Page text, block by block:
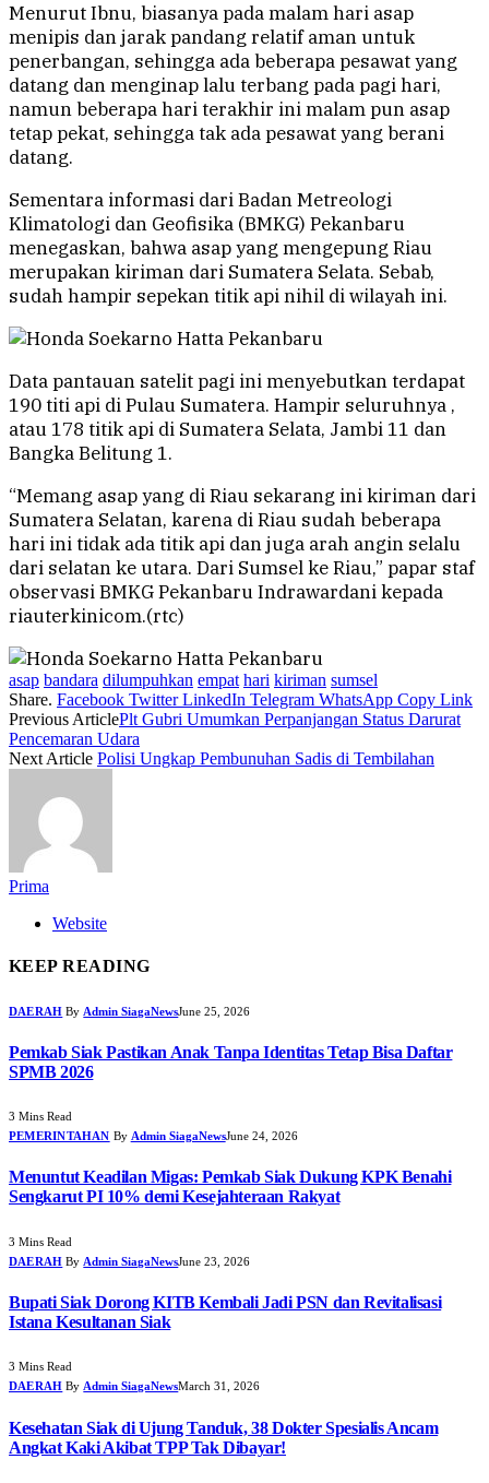
Menurut Ibnu, biasanya pada malam hari asap
menipis dan jarak pandang relatif aman untuk
penerbangan, sehingga ada beberapa pesawat yang
datang dan menginap lalu terbang pada pagi hari,
namun beberapa hari terakhir ini malam pun asap
tetap pekat, sehingga tak ada pesawat yang berani
datang.
Sementara informasi dari Badan Metreologi
Klimatologi dan Geofisika (BMKG) Pekanbaru
menegaskan, bahwa asap yang mengepung Riau
merupakan kiriman dari Sumatera Selata. Sebab,
sudah hampir sepekan titik api nihil di wilayah ini.
Data pantauan satelit pagi ini menyebutkan terdapat
190 titi api di Pulau Sumatera. Hampir seluruhnya ,
atau 178 titik api di Sumatera Selata, Jambi 11 dan
Bangka Belitung 1.
“Memang asap yang di Riau sekarang ini kiriman dari
Sumatera Selatan, karena di Riau sudah beberapa
hari ini tidak ada titik api dan juga arah angin selalu
dari selatan ke utara. Dari Sumsel ke Riau,” papar staf
observasi BMKG Pekanbaru Indrawardani kepada
riauterkinicom.(rtc)
asap bandara dilumpuhkan empat hari kiriman sumsel
Share. Facebook Twitter LinkedIn Telegram WhatsApp Copy Link
Previous ArticlePlt Gubri Umumkan Perpanjangan Status Darurat
Pencemaran Udara
Next Article Polisi Ungkap Pembunuhan Sadis di Tembilahan
Prima
Website
KEEP READING
DAERAH By Admin SiagaNewsJune 25, 2026
Pemkab Siak Pastikan Anak Tanpa Identitas Tetap Bisa Daftar
SPMB 2026
3 Mins Read
PEMERINTAHAN By Admin SiagaNewsJune 24, 2026
Menuntut Keadilan Migas: Pemkab Siak Dukung KPK Benahi
Sengkarut PI 10% demi Kesejahteraan Rakyat
3 Mins Read
DAERAH By Admin SiagaNewsJune 23, 2026
Bupati Siak Dorong KITB Kembali Jadi PSN dan Revitalisasi
Istana Kesultanan Siak
3 Mins Read
DAERAH By Admin SiagaNewsMarch 31, 2026
Kesehatan Siak di Ujung Tanduk, 38 Dokter Spesialis Ancam
Angkat Kaki Akibat TPP Tak Dibayar!